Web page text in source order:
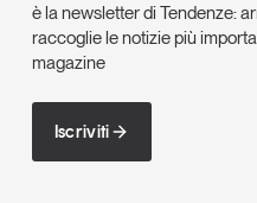
è la newsletter di Tendenze:
raccoglie le notizie più
magazine
Iscriviti